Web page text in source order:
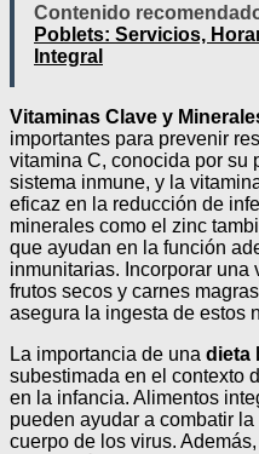
Contenido
Poblets: Servicios,
Integral
Vitaminas Clave y
importantes para prevenir
vitamina C, conocida por su
sistema inmune, y la
eficaz en la reducción de
minerales como el zinc
que ayudan en la función
inmunitarias. Incorporar una
frutos secos y carnes
asegura la ingesta de estos
La importancia de una dieta
subestimada en el contexto
en la infancia. Alimentos
pueden ayudar a combatir
cuerpo de los virus.